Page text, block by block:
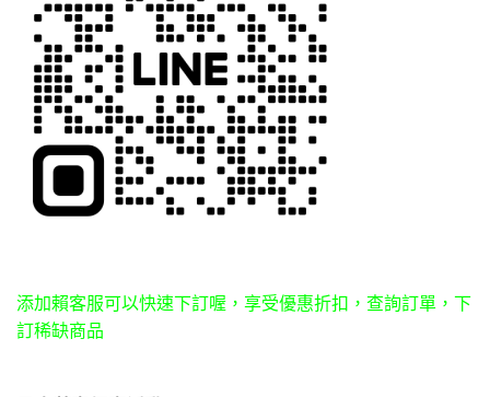
添加賴客服可以快速下訂喔，享受優惠折扣，查詢訂單，下
訂稀缺商品